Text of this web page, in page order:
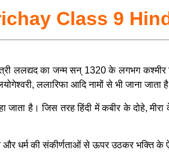
Class 9
ललद्यद का जन्म सन् 1320 के लगभग
ललारिफा आदि नामों से भी जाना
जाता है। जिस तरह हिंदी में कबीर के दोहे,
और धर्म की संकीर्णताओं से ऊपर उठकर भक्ति के